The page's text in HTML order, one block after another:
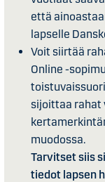
että
lapselle
Voit siirtää
Online -
sijoittaa rahat
muodossa.
Tarvitset siis
tiedot lapsen